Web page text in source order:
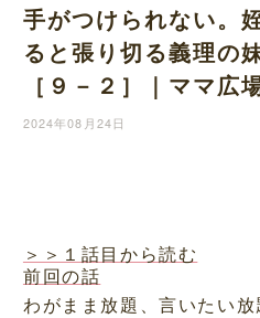
手がつけられない。
ると張り切る義理の
［９－２］｜ママ広
2024年08月24日
＞＞１話目から読む
前回の話
わがまま放題、言いたい